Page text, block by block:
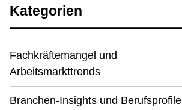
Kategorien
Fachkräftemangel und
Arbeitsmarkttrends
Branchen-Insights und Berufsprofile